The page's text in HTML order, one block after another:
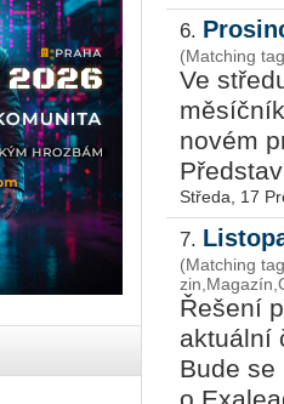
6.
(Matching
Ve
novém
Středa, 17
7.
(Matching
Řešení
aktuální
Bude se